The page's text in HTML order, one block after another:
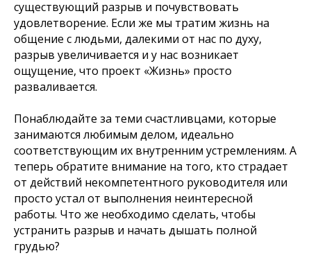
существующий разрыв и почувствовать
удовлетворение. Если же мы тратим жизнь на
общение с людьми, далекими от нас по духу,
разрыв увеличивается и у нас возникает
ощущение, что проект «Жизнь» просто
разваливается.
Понаблюдайте за теми счастливцами, которые
занимаются любимым делом, идеально
соответствующим их внутренним устремлениям. А
теперь обратите внимание на того, кто страдает
от действий некомпетентного руководителя или
просто устал от выполнения неинтересной
работы. Что же необходимо сделать, чтобы
устранить разрыв и начать дышать полной
грудью?